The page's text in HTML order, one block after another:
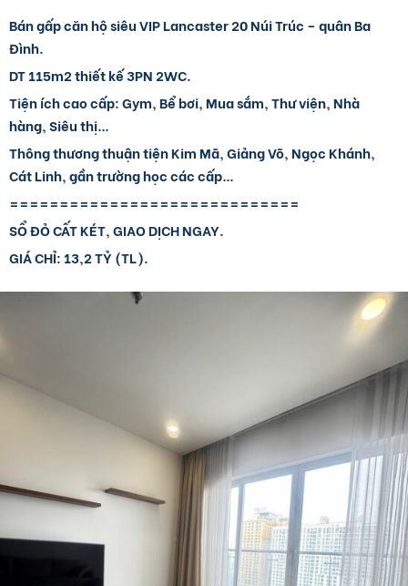
Bán gấp căn hộ siêu VIP Lancaster 20 Núi Trúc – quân Ba
Đình.
DT 115m2 thiết kế 3PN 2WC.
Tiện ích cao cấp: Gym, Bể bơi, Mua sắm, Thư viện, Nhà
hàng, Siêu thị…
Thông thương thuận tiện Kim Mã, Giảng Võ, Ngọc Khánh,
Cát Linh, gần trường học các cấp…
=============================
SỔ ĐỎ CẤT KÉT, GIAO DỊCH NGAY.
GIÁ CHỈ: 13,2 TỶ (TL).